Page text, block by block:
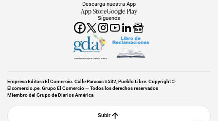
Síguenos
Descarga nuestra App
App StoreGoogle Play
Miembro del Grupo de Diarios América
Empresa Editora El Comercio. Calle Paracas #532, Pueblo Libre. Copyright ©
Elcomercio.pe. Grupo El Comercio — Todos los derechos reservados
Miembro del Grupo de Diarios América
Subir